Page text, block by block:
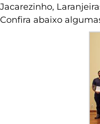
Jacarezinho,
Confira abaixo